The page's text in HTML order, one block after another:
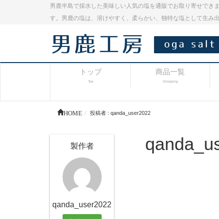
男鹿半島で採水した美味しい人気の塩を通販でお取り寄せで
す。男鹿の塩は、溶けやすく、柔らかい、独特な塩として生み
トップ
Top
商品一覧
Shopping
HOME 投稿者 : qanda_user2022
製作者
qanda_user2022